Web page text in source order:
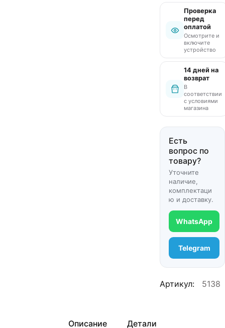
Проверка
перед
оплатой
Осмотрите и
включите
устройство
14 дней на
возврат
В
соответствии
с условиями
магазина
Есть
вопрос по
товару?
Уточните
наличие,
комплектаци
ю и доставку.
WhatsApp
Telegram
Артикул: 5138
Описание Детали